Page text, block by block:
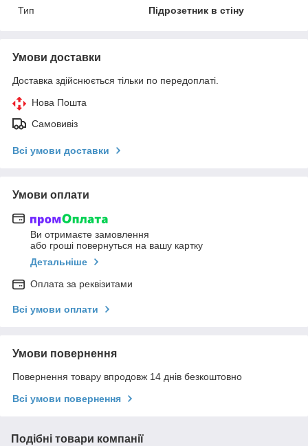
Тип
Підрозетник в стіну
Умови доставки
Доставка здійснюється тільки по передоплаті.
Нова Пошта
Самовивіз
Всі умови доставки
Умови оплати
Ви отримаєте замовлення
або гроші повернуться на вашу картку
Детальніше
Оплата за реквізитами
Всі умови оплати
Умови повернення
Повернення товару впродовж 14 днів безкоштовно
Всі умови повернення
Подібні товари компанії